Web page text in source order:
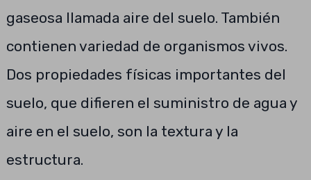
gaseosa llamada aire del suelo. También
contienen variedad de organismos vivos.
Dos propiedades físicas importantes del
suelo, que difieren el suministro de agua y
aire en el suelo, son la textura y la
estructura.